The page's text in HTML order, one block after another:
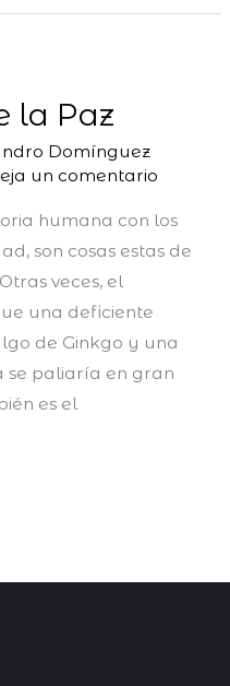
la Paz
Domínguez
un comentario
humana con los
son cosas estas de
veces, el
una deficiente
de Ginkgo y una
se paliaría en gran
es el